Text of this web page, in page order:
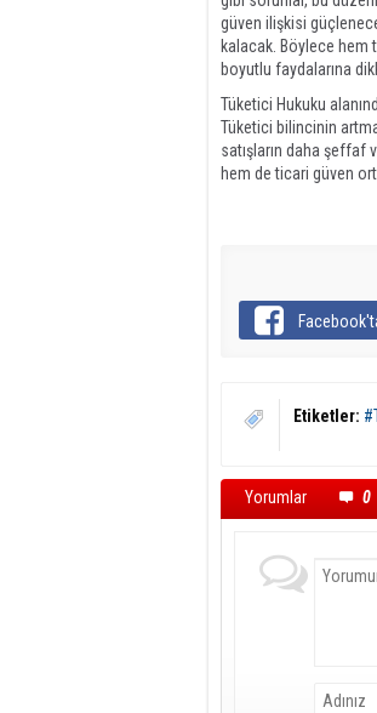
güven ilişkisi
kalacak. Böylece hem
boyutlu faydalarına
Tüketici Hukuku
Tüketici bilincinin
satışların daha şeffaf
hem de ticari güven
Etiketler:
Yorumlar 0